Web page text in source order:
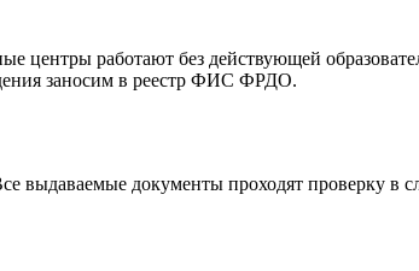
центры работают без действующей
заносим в реестр ФИС ФРДО.
выдаваемые документы проходят проверку